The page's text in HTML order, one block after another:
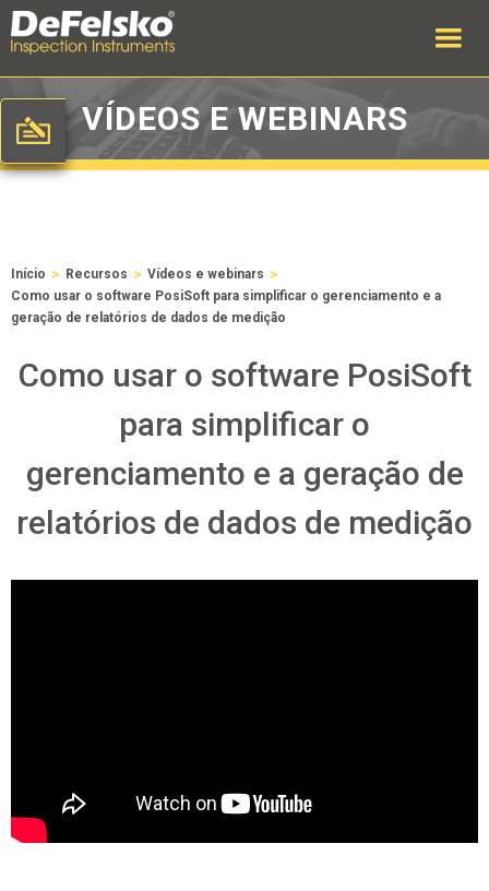
VÍDEOS E WEBINARS
Início > Recursos > Vídeos e webinars >
Como usar o software PosiSoft para simplificar o gerenciamento e a
geração de relatórios de dados de medição
Como usar o software PosiSoft
para simplificar o
gerenciamento e a geração de
relatórios de dados de medição